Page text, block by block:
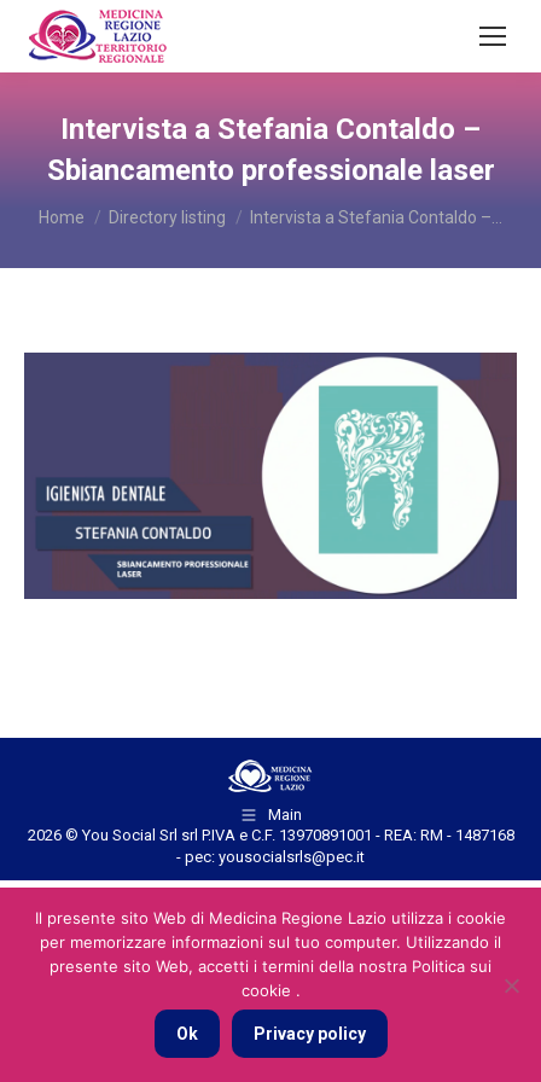
Intervista a Stefania Contaldo –
Sbiancamento professionale laser
You are here:
Home Directory listing Intervista a Stefania Contaldo –…
Main
2026 © You Social Srl srl P.IVA e C.F. 13970891001 - REA: RM - 1487168
- pec: yousocialsrls@pec.it
Il presente sito Web di Medicina Regione Lazio utilizza i cookie
per memorizzare informazioni sul tuo computer. Utilizzando il
presente sito Web, accetti i termini della nostra Politica sui
cookie .
Ok Privacy policy